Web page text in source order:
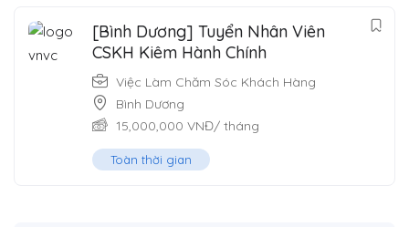
[Bình Dương] Tuyển Nhân Viên
CSKH Kiêm Hành Chính
Việc Làm Chăm Sóc Khách Hàng
Bình Dương
15,000,000 VNĐ/ tháng
Toàn thời gian